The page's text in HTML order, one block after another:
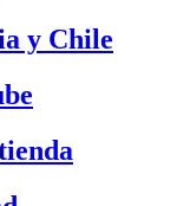
y Chile